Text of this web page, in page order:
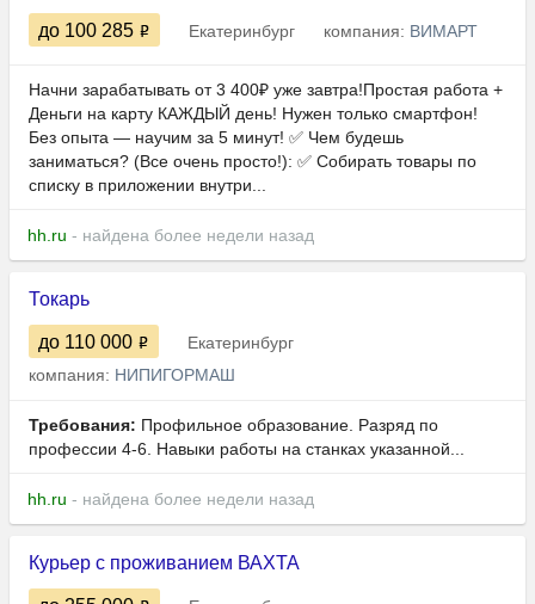
до 100 285 Екатеринбург компания: ВИМАРТ
Начни зарабатывать от 3 400₽ уже завтра!Простая работа +
Деньги на карту КАЖДЫЙ день! Нужен только смартфон!
Без опыта — научим за 5 минут! ✅ Чем будешь
заниматься? (Все очень просто!): ✅ Собирать товары по
списку в приложении внутри...
hh.ru - найдена более недели назад
Токарь
до 110 000
Екатеринбург
компания: НИПИГОРМАШ
Требования: Профильное образование. Разряд по
профессии 4-6. Навыки работы на станках указанной...
hh.ru - найдена более недели назад
Курьер с проживанием ВАХТА